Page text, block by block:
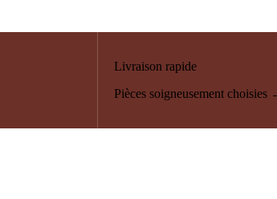
Livraison rapide
Pièces soigneusement choisies